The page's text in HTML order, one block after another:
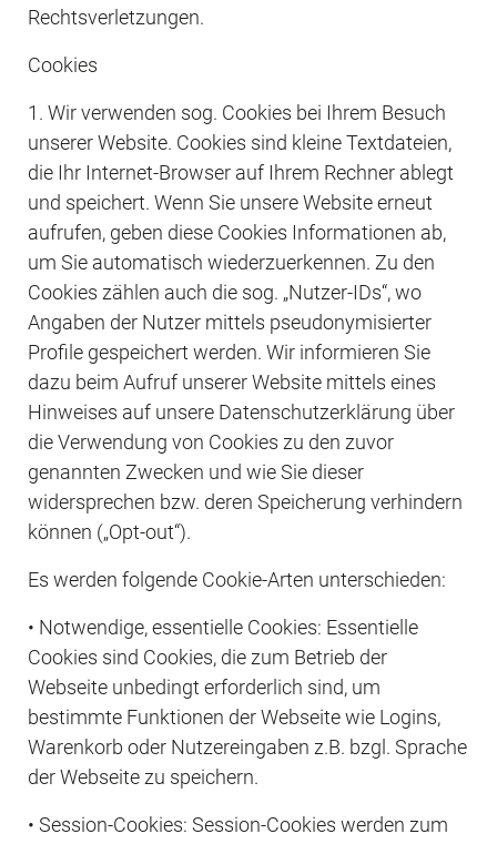
Rechtsverletzungen.
Cookies
1. Wir verwenden sog. Cookies bei Ihrem Besuch
unserer Website. Cookies sind kleine Textdateien,
die Ihr Internet-Browser auf Ihrem Rechner ablegt
und speichert. Wenn Sie unsere Website erneut
aufrufen, geben diese Cookies Informationen ab,
um Sie automatisch wiederzuerkennen. Zu den
Cookies zählen auch die sog. „Nutzer-IDs“, wo
Angaben der Nutzer mittels pseudonymisierter
Profile gespeichert werden. Wir informieren Sie
dazu beim Aufruf unserer Website mittels eines
Hinweises auf unsere Datenschutzerklärung über
die Verwendung von Cookies zu den zuvor
genannten Zwecken und wie Sie dieser
widersprechen bzw. deren Speicherung verhindern
können („Opt-out“).
Es werden folgende Cookie-Arten unterschieden:
• Notwendige, essentielle Cookies: Essentielle
Cookies sind Cookies, die zum Betrieb der
Webseite unbedingt erforderlich sind, um
bestimmte Funktionen der Webseite wie Logins,
Warenkorb oder Nutzereingaben z.B. bzgl. Sprache
der Webseite zu speichern.
• Session-Cookies: Session-Cookies werden zum